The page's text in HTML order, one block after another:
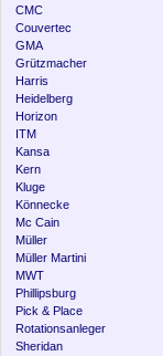
CMC
Couvertec
GMA
Grützmacher
Harris
Heidelberg
Horizon
ITM
Kansa
Kern
Kluge
Könnecke
Mc Cain
Müller
Müller Martini
MWT
Phillipsburg
Pick & Place
Rotationsanleger
Sheridan